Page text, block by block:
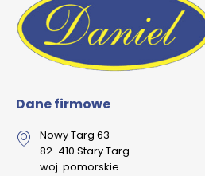
Dane firmowe
Nowy Targ 63
82-410 Stary Targ
woj. pomorskie